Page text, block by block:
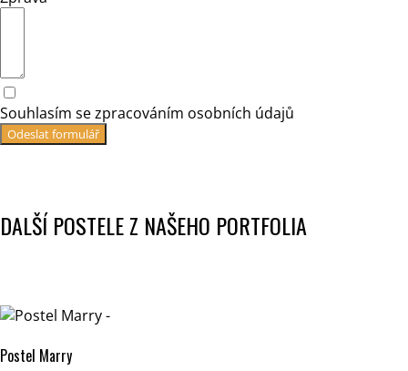
Souhlasím se zpracováním osobních údajů
Odeslat formulář
DALŠÍ POSTELE Z NAŠEHO PORTFOLIA
Postel Marry